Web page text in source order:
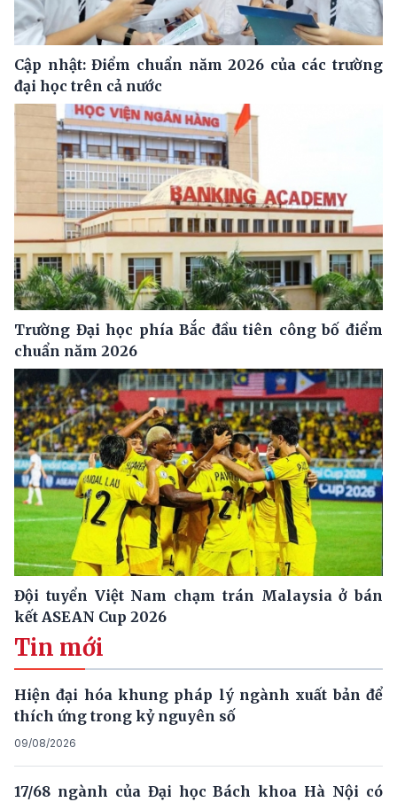
Cập nhật: Điểm chuẩn năm 2026 của các trường
đại học trên cả nước
Trường Đại học phía Bắc đầu tiên công bố điểm
chuẩn năm 2026
Đội tuyển Việt Nam chạm trán Malaysia ở bán
kết ASEAN Cup 2026
Tin mới
Hiện đại hóa khung pháp lý ngành xuất bản để
thích ứng trong kỷ nguyên số
09/08/2026
17/68 ngành của Đại học Bách khoa Hà Nội có